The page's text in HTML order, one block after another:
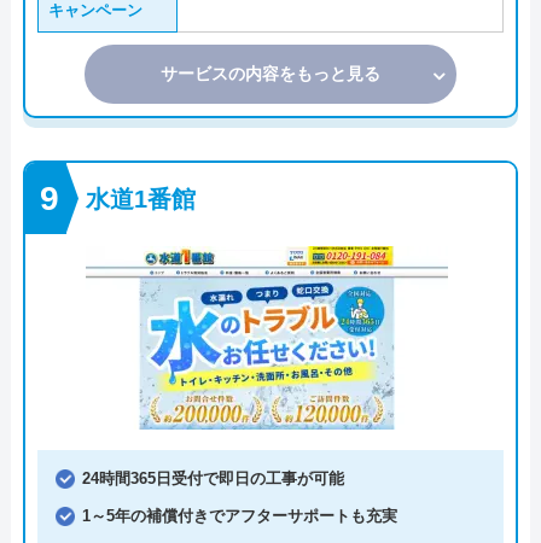
キャンペーン
サービスの内容をもっと見る
水道1番館
24時間365日受付で即日の工事が可能
1～5年の補償付きでアフターサポートも充実